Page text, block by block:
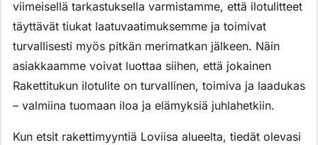
viimeisellä tarkastuksella varmistamme, että ilotulitteet
täyttävät tiukat laatuvaatimuksemme ja toimivat
turvallisesti myös pitkän merimatkan jälkeen. Näin
asiakkaamme voivat luottaa siihen, että jokainen
Rakettitukun ilotulite on turvallinen, toimiva ja laadukas
– valmiina tuomaan iloa ja elämyksiä juhlahetkiin.
Kun etsit rakettimyyntiä Loviisa alueelta, tiedät olevasi